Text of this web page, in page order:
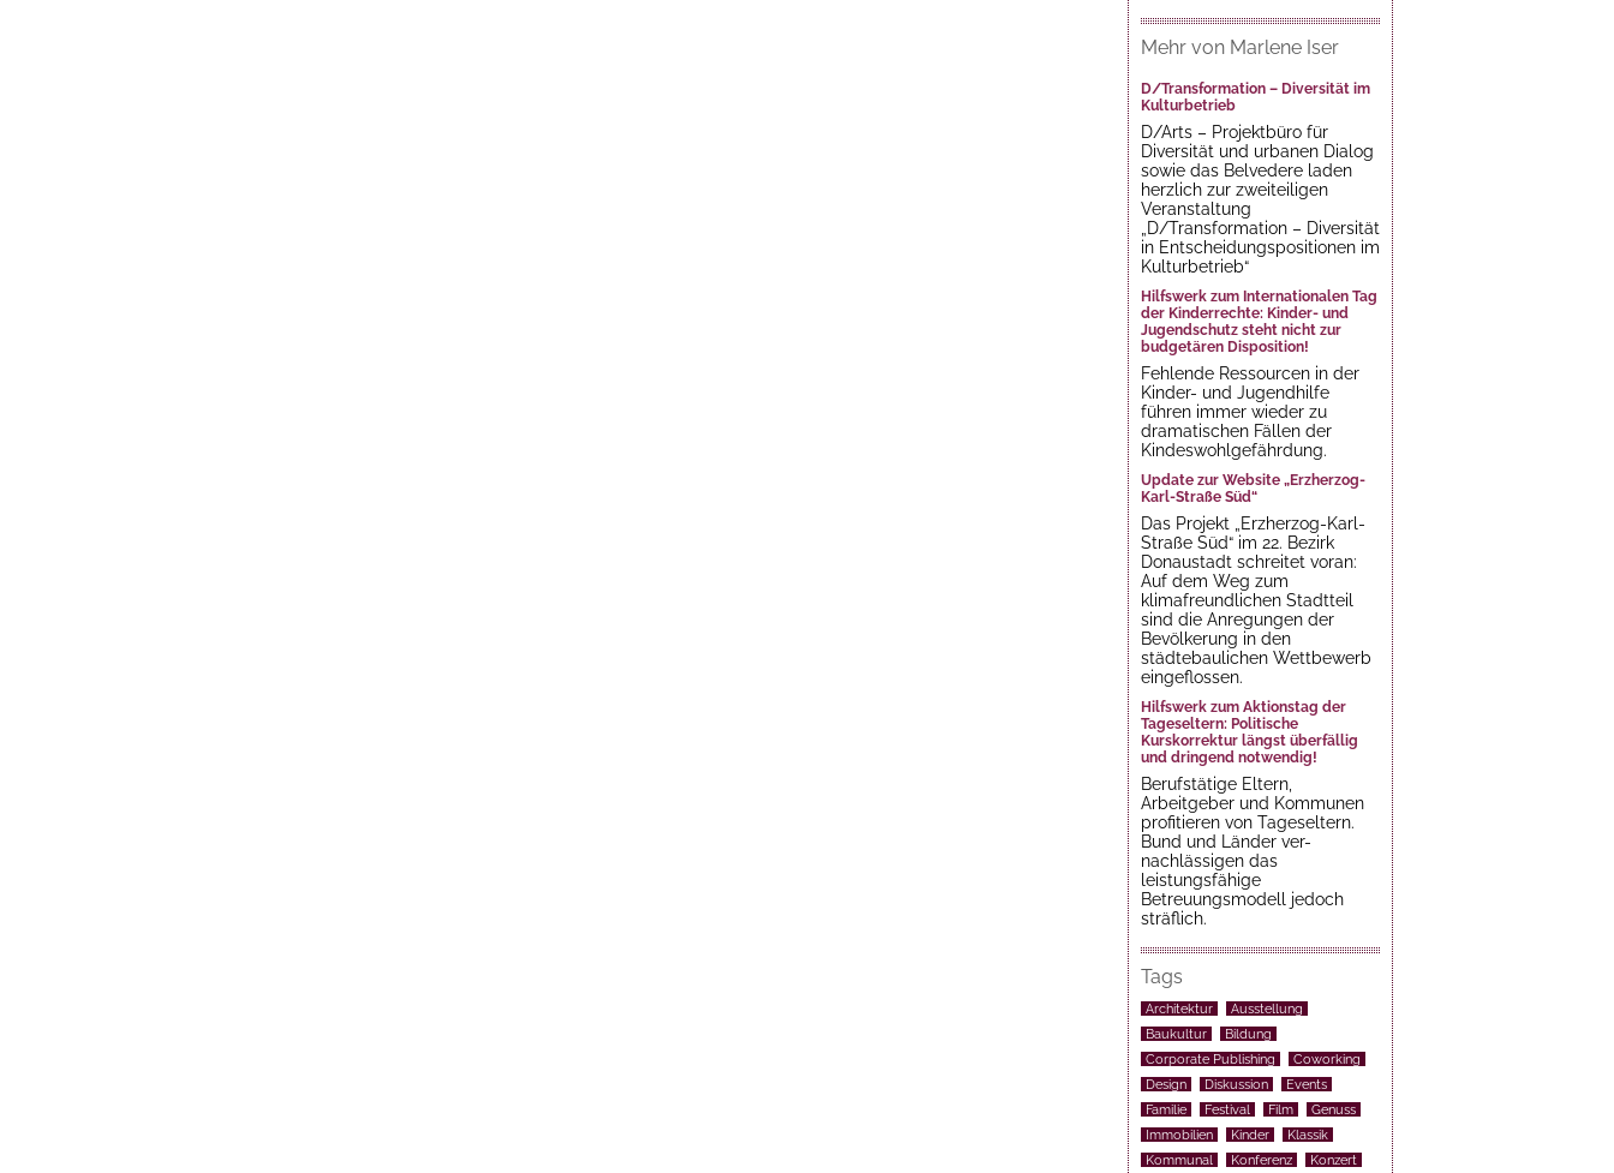
Mehr von Marlene Iser
D/Transformation – Diversität im
Kulturbetrieb
D/Arts – Projektbüro für
Diversität und urbanen Dialog
sowie das Belvedere laden
herzlich zur zweiteiligen
Veranstaltung
„D/Transformation – Diversität
in Entscheidungspositionen im
Kulturbetrieb“
Hilfswerk zum Internationalen Tag
der Kinderrechte: Kinder- und
Jugendschutz steht nicht zur
budgetären Disposition!
Fehlende Ressourcen in der
Kinder- und Jugendhilfe
führen immer wieder zu
dramatischen Fällen der
Kindeswohlgefährdung.
Update zur Website „Erzherzog-
Karl-Straße Süd“
Das Projekt „Erzherzog-Karl-
Straße Süd“ im 22. Bezirk
Donaustadt schreitet voran:
Auf dem Weg zum
klimafreundlichen Stadtteil
sind die Anregungen der
Bevölkerung in den
städtebaulichen Wettbewerb
eingeflossen.
Hilfswerk zum Aktionstag der
Tageseltern: Politische
Kurskorrektur längst überfällig
und dringend notwendig!
Berufstätige Eltern,
Arbeitgeber und Kommunen
profitieren von Tageseltern.
Bund und Länder ver-
nachlässigen das
leistungsfähige
Betreuungsmodell jedoch
sträflich.
Tags
Architektur
Ausstellung
Baukultur
Bildung
Corporate Publishing
Coworking
Design
Diskussion
Events
Familie
Festival Film
Genuss
Immobilien
Kinder
Klassik
Kommunal
Konferenz Konzert